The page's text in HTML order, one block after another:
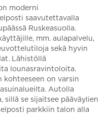
moderni
saavutettavalla
Ruskeasuolla.
mm. aulapalvelu,
sekä hyvin
Lähistöllä
lounasravintoloita.
kohteeseen on varsin
Autolla
sillä se sijaitsee pääväylien
parkkiin talon alla